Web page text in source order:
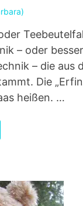
– oder
– die aus
Die
heißen. …